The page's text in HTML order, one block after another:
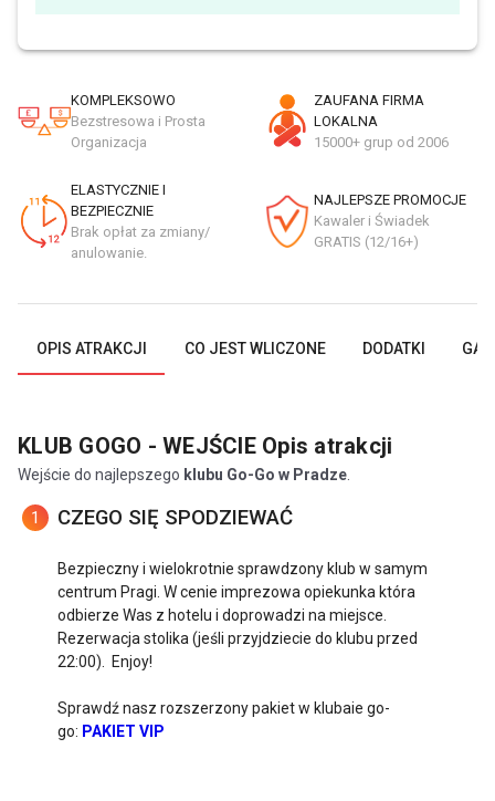
KOMPLEKSOWO
Bezstresowa i Prosta
Organizacja
ZAUFANA FIRMA
LOKALNA
15000+ grup od 2006
ELASTYCZNIE I
BEZPIECZNIE
Brak opłat za zmiany/
anulowanie.
NAJLEPSZE PROMOCJE
Kawaler i Świadek
GRATIS (12/16+)
OPIS ATRAKCJI CO JEST WLICZONE DODATKI
KLUB GOGO - WEJŚCIEOpis atrakcji
Wejście do najlepszego klubu Go-Go w Pradze
1 CZEGO SIĘ SPODZIEWAĆ
Bezpieczny i wielokrotnie sprawdzony klub w samym
centrum Pragi. W cenie imprezowa opiekunka która
odbierze Was z hotelu i doprowadzi na miejsce.
Rezerwacja stolika (jeśli przyjdziecie do klubu przed
22:00). Enjoy!
Sprawdź nasz rozszerzony pakiet w klubaie go-
go: PAKIET VIP